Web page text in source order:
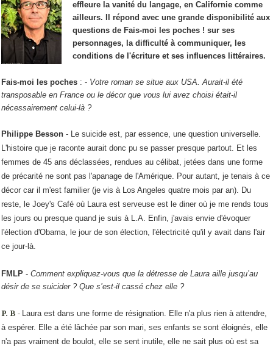
effleure la vanité du langage, en Californie comme
ailleurs. Il répond avec une grande disponibilité aux
questions de Fais-moi les poches ! sur ses
personnages, la difficulté à communiquer, les
conditions de l'écriture et ses influences littéraires.
Fais-moi les poches : - Votre roman se situe aux USA. Aurait-il été
transposable en France ou le décor que vous lui avez choisi était-il
nécessairement celui-là ?
Philippe Besson - Le suicide est, par essence, une question universelle.
L'histoire que je raconte aurait donc pu se passer presque partout. Et les
femmes de 45 ans déclassées, rendues au célibat, jetées dans une forme
de précarité ne sont pas l'apanage de l'Amérique. Pour autant, je tenais à ce
décor car il m'est familier (je vis à Los Angeles quatre mois par an). Du
reste, le Joey's Café où Laura est serveuse est le diner où je me rends tous
les jours ou presque quand je suis à L.A. Enfin, j'avais envie d'évoquer
l'élection d'Obama, le jour de son élection, l'électricité qu'il y avait dans l'air
ce jour-là.
FMLP - Comment expliquez-vous que la détresse de Laura aille jusqu’au
désir de se suicider ? Que s’est-il cassé chez elle ?
P. B - Laura est dans une forme de résignation. Elle n'a plus rien à attendre,
à espérer. Elle a été lâchée par son mari, ses enfants se sont éloignés, elle
n'a pas vraiment de boulot, elle se sent inutile, elle ne sait plus où est sa